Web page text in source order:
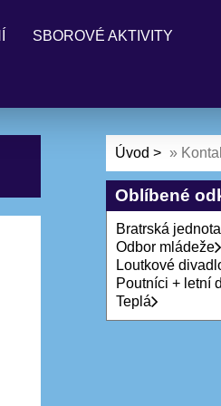
SBOROVÉ AKTIVITY
Úvod »
Oblíbené
Bratrská
Odbor mládeže
Loutkové
Poutníci + letní
Teplá